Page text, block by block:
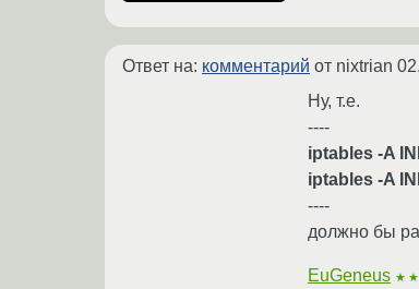
Ответ на: комментарий от nixtrian
Ну, т.е.
----
iptables -A
iptables -A
----
должно бы
EuGeneus ★★